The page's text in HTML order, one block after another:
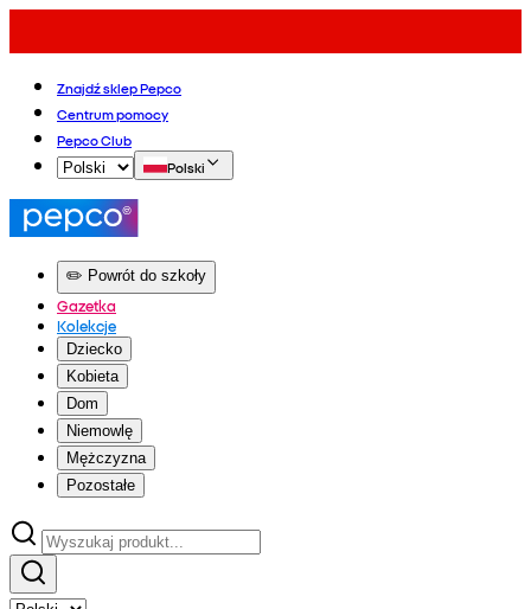
Znajdź sklep Pepco
Centrum pomocy
Pepco Club
Polski
✏️ Powrót do szkoły
Gazetka
Kolekcje
Dziecko
Kobieta
Dom
Niemowlę
Mężczyzna
Pozostałe